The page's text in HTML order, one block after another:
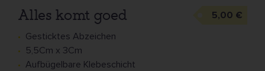
Alles komt goed
5,00 €
Gesticktes Abzeichen
5,5Cm x 3Cm
Aufbügelbare Klebeschicht